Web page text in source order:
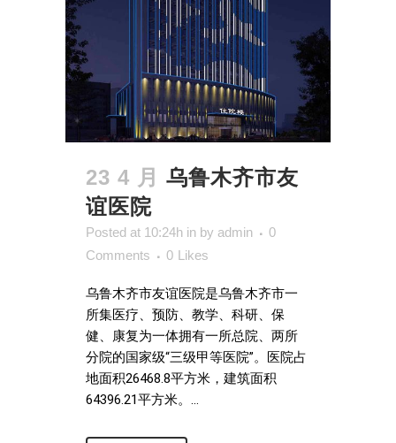
23 4 月 乌鲁木齐市友
谊医院
Posted at 10:24h in by admin
0
Comments
0 Likes
乌鲁木齐市友谊医院是乌鲁木齐市一
所集医疗、预防、教学、科研、保
健、康复为一体拥有一所总院、两所
分院的国家级“三级甲等医院”。医院占
地面积26468.8平方米，建筑面积
64396.21平方米。...